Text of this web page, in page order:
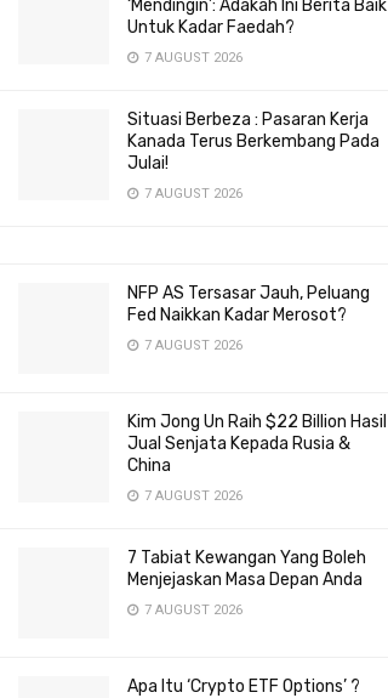
‘Mendingin’: Adakah Ini Berita Baik
Untuk Kadar Faedah?
7 AUGUST 2026
Situasi Berbeza : Pasaran Kerja
Kanada Terus Berkembang Pada
Julai!
7 AUGUST 2026
NFP AS Tersasar Jauh, Peluang
Fed Naikkan Kadar Merosot?
7 AUGUST 2026
Kim Jong Un Raih $22 Billion Hasil
Jual Senjata Kepada Rusia &
China
7 AUGUST 2026
7 Tabiat Kewangan Yang Boleh
Menjejaskan Masa Depan Anda
7 AUGUST 2026
Apa Itu ‘Crypto ETF Options’ ?